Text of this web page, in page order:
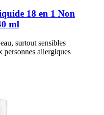
18 en 1 Non
ml
surtout sensibles
personnes allergiques